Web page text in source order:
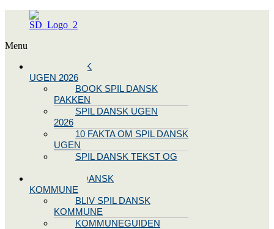
Menu
SPIL DANSK
UGEN 2026
BOOK SPIL DANSK
PAKKEN
SPIL DANSK UGEN
2026
10 FAKTA OM SPIL DANSK
UGEN
SPIL DANSK TEKST OG
BLIV SPIL DANSK
KOMMUNE
BLIV SPIL DANSK
KOMMUNE
KOMMUNEGUIDEN